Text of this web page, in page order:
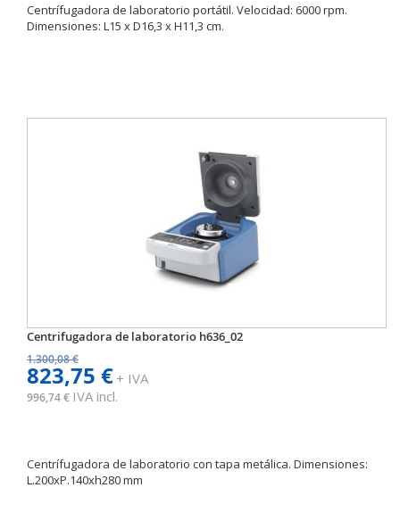
Centrífugadora de laboratorio portátil. Velocidad: 6000 rpm.
Dimensiones: L15 x D16,3 x H11,3 cm.
Centrifugadora de laboratorio h636_02
1.300,08 €
823,75 €+ IVA
996,74 € IVA incl.
Centrífugadora de laboratorio con tapa metálica. Dimensiones:
L.200xP.140xh280 mm